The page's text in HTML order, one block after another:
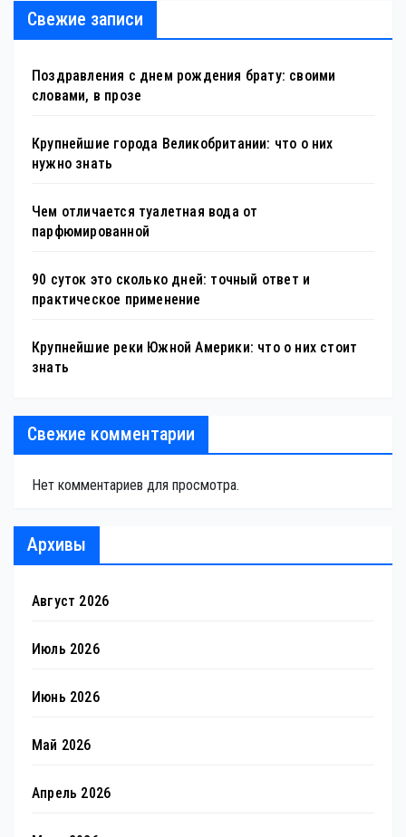
Свежие записи
Поздравления с днем рождения брату: своими
словами, в прозе
Крупнейшие города Великобритании: что о них
нужно знать
Чем отличается туалетная вода от
парфюмированной
90 суток это сколько дней: точный ответ и
практическое применение
Крупнейшие реки Южной Америки: что о них стоит
знать
Свежие комментарии
Нет комментариев для просмотра.
Архивы
Август 2026
Июль 2026
Июнь 2026
Май 2026
Апрель 2026